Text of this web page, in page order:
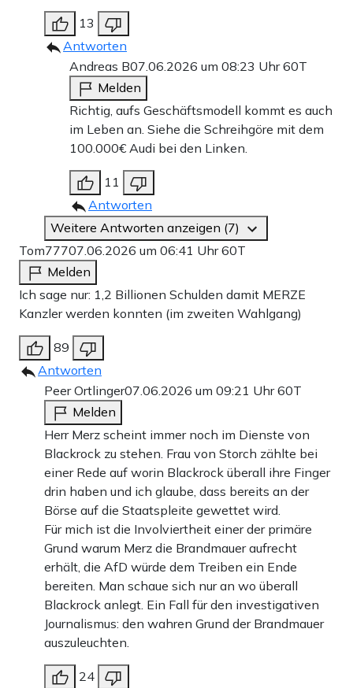
13
Antworten
Andreas B07.06.2026 um 08:23 Uhr60T
Melden
Richtig, aufs Geschäftsmodell kommt es auch
im Leben an. Siehe die Schreihgöre mit dem
100.000€ Audi bei den Linken.
11
Antworten
Weitere Antworten anzeigen (7)
Tom77707.06.2026 um 06:41 Uhr60T
Melden
Ich sage nur: 1,2 Billionen Schulden damit MERZE
Kanzler werden konnten (im zweiten Wahlgang)
89
Antworten
Peer Ortlinger07.06.2026 um 09:21 Uhr60T
Melden
Herr Merz scheint immer noch im Dienste von
Blackrock zu stehen. Frau von Storch zählte bei
einer Rede auf worin Blackrock überall ihre Finger
drin haben und ich glaube, dass bereits an der
Börse auf die Staatspleite gewettet wird.
Für mich ist die Involviertheit einer der primäre
Grund warum Merz die Brandmauer aufrecht
erhält, die AfD würde dem Treiben ein Ende
bereiten. Man schaue sich nur an wo überall
Blackrock anlegt. Ein Fall für den investigativen
Journalismus: den wahren Grund der Brandmauer
auszuleuchten.
24